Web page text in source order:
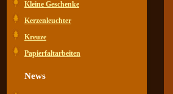
Kleine Geschenke
Kerzenleuchter
Kreuze
Papierfaltarbeiten
News